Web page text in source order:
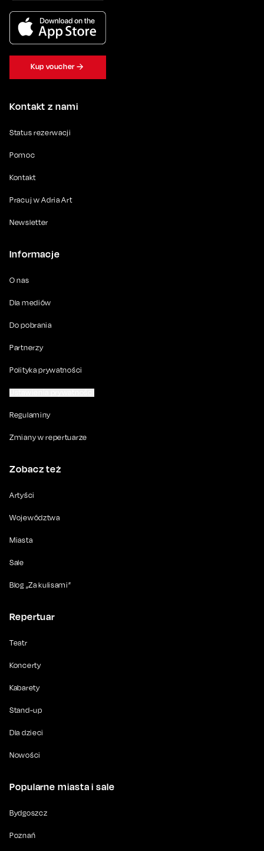
Kontakt z nami
Status rezerwacji
Pomoc
Kontakt
Pracuj w Adria Art
Newsletter
Informacje
O nas
Dla mediów
Do pobrania
Partnerzy
Polityka prywatności
Regulaminy
Zmiany w repertuarze
Zobacz też
Artyści
Województwa
Miasta
Sale
Blog „Za kulisami”
Repertuar
Teatr
Koncerty
Kabarety
Stand-up
Dla dzieci
Nowości
Popularne miasta i sale
Bydgoszcz
Poznań
Kup voucher